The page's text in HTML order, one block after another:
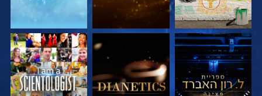
בדוק את הסדרה בדוק את הסדרה צפה